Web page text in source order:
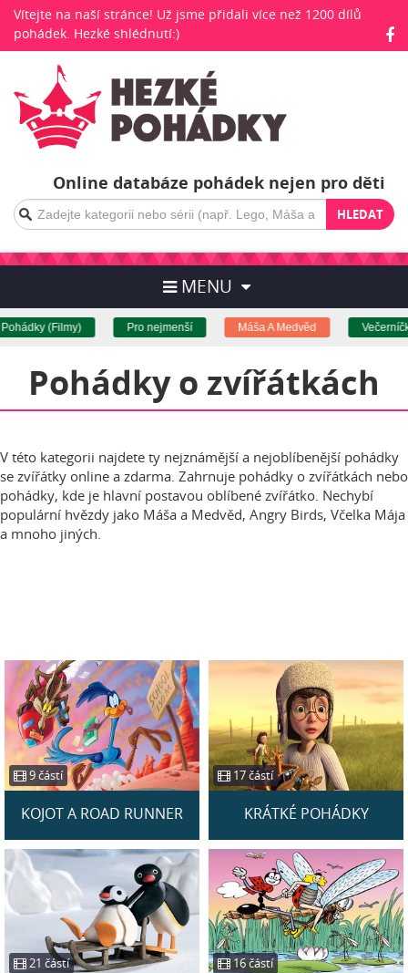
Vítejte na naší stránce! Už jsme přidali více než 1200 dílů
pohádek. Hezké shlédnutí:)
Online databáze pohádek nejen pro děti
HLEDAT
MENU
(Filmy) Pro nejmenší Máša A Medvěd Večerníčky
Pohádky o zvířátkách
V této kategorii najdete ty nejznámější a nejoblíbenější pohádky
se zvířátky online a zdarma. Zahrnuje pohádky o zvířátkách nebo
pohádky, kde je hlavní postavou oblíbené zvířátko. Nechybí
populární hvězdy jako Máša a Medvěd, Angry Birds, Včelka Mája
a mnoho jiných.
9 částí
KOJOT A ROAD RUNNER
17 částí
KRÁTKÉ POHÁDKY
21 částí 16 částí